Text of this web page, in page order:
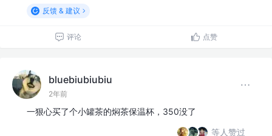
反馈 & 建议
评论 点赞
bluebiubiubiu
2年前
一狠心买了个小罐茶的焖茶保温杯，350没了
等人赞过